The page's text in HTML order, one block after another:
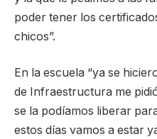
poder tener los
chicos”.
En la escuela “ya se
de Infraestructura me
se la podíamos liberar
estos días vamos a estar